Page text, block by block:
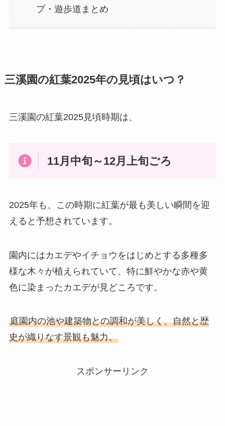
プ・遊歩道まとめ
三溪園の紅葉2025年の見頃はいつ？
三溪園の紅葉2025見頃時期は、
11月中旬～12月上旬ごろ
2025年も、この時期に紅葉が最も美しい瞬間を迎
えると予想されています。
園内にはカエデやイチョウをはじめとする多種多
様な木々が植えられていて、特に鮮やかな赤や黄
色に染まったカエデが見どころです。
庭園内の池や建築物との調和が美しく、自然と歴
史が織りなす景観も魅力。
スポンサーリンク